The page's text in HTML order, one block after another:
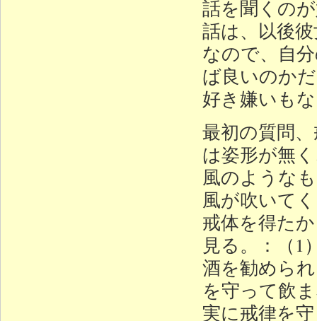
話を聞くの
話は、以後
なので、自
ば良いのか
好き嫌いも
最初の質問
は姿形が無
風のような
風が吹いて
戒体を得た
見る。：（1
酒を勧めら
を守って飲
実に戒律を